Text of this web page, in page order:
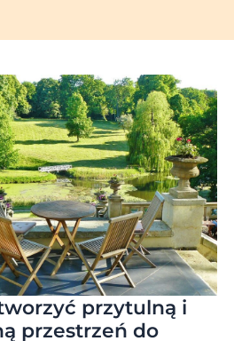
przytulną i
przestrzeń do